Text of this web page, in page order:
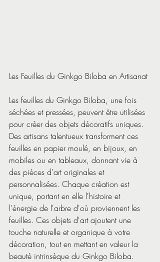
Les Feuilles du Ginkgo Biloba en Artisanat
Les feuilles du Ginkgo Biloba, une fois
séchées et pressées, peuvent être utilisées
pour créer des objets décoratifs uniques.
Des artisans talentueux transforment ces
feuilles en papier moulé, en bijoux, en
mobiles ou en tableaux, donnant vie à
des pièces d'art originales et
personnalisées. Chaque création est
unique, portant en elle l'histoire et
l'énergie de l'arbre d'où proviennent les
feuilles. Ces objets d'art ajoutent une
touche naturelle et organique à votre
décoration, tout en mettant en valeur la
beauté intrinsèque du Ginkgo Biloba.